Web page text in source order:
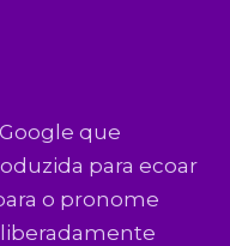
que
para ecoar
o pronome